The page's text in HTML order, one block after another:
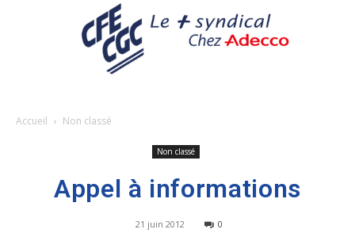
Accueil Non classé
Non classé
Appel à informations
21 juin 2012 0